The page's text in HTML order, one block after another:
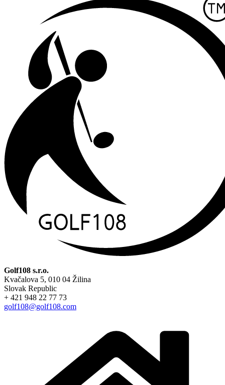
Golf108 s.r.o.
Kvačalova 5, 010 04 Žilina
Slovak Republic
+ 421 948 22 77 73
golf108@golf108.com